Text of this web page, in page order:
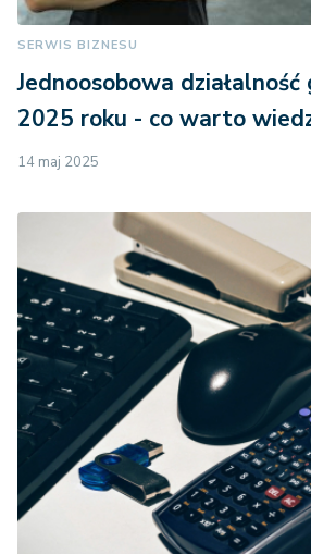
SERWIS BIZNESU
Jednoosobowa
2025 roku - co warto
14 maj 2025